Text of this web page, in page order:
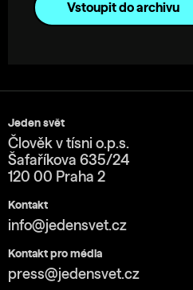
Vstoupit do archivu
Jeden svět
Člověk v tísni o.p.s.
Šafaříkova 635/24
120 00 Praha 2
Kontakt
info@jedensvet.cz
Kontakt pro média
press@jedensvet.cz